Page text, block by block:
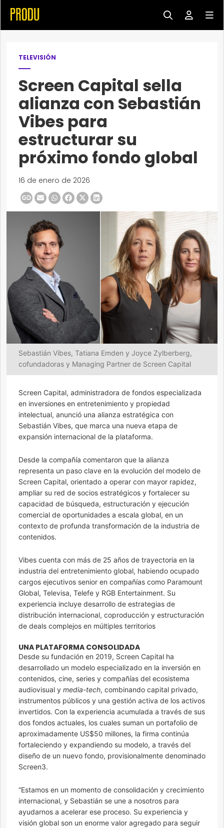
TELEVISIÓN
Screen Capital sella
alianza con Sebastián
Vibes para
estructurar su
próximo fondo global
16 de enero de 2026
Sebastián Vibes, Tatiana Emden y Joyce Zylberberg,
cofundadoras y Managing Partner de Screen Capital
Screen Capital, administradora de fondos especializada
en inversiones en entretenimiento y propiedad
intelectual, anunció una alianza estratégica con
Sebastián Vibes, que marca una nueva etapa de
expansión internacional de la plataforma.
Desde la compañía comentaron que la alianza
representa un paso clave en la evolución del modelo de
Screen Capital, orientado a operar con mayor rapidez,
ampliar su red de socios estratégicos y fortalecer su
capacidad de búsqueda, estructuración y ejecución
comercial de oportunidades a escala global, en un
contexto de profunda transformación de la industria de
contenidos.
Vibes cuenta con más de 25 años de trayectoria en la
industria del entretenimiento global, habiendo ocupado
cargos ejecutivos senior en compañías como Paramount
Global, Televisa, Telefe y RGB Entertainment. Su
experiencia incluye desarrollo de estrategias de
distribución internacional, coproducción y estructuración
de deals complejos en múltiples territorios
UNA PLATAFORMA CONSOLIDADA
Desde su fundación en 2019, Screen Capital ha
desarrollado un modelo especializado en la inversión en
contenidos, cine, series y compañías del ecosistema
audiovisual y media-tech, combinando capital privado,
instrumentos públicos y una gestión activa de los activos
invertidos. Con la experiencia acumulada a través de sus
dos fondos actuales, los cuales suman un portafolio de
aproximadamente US$50 millones, la firma continúa
fortaleciendo y expandiendo su modelo, a través del
diseño de un nuevo fondo, provisionalmente denominado
Screen3.
“Estamos en un momento de consolidación y crecimiento
internacional, y Sebastián se une a nosotros para
ayudarnos a acelerar ese proceso. Su experiencia y
visión global son un enorme valor agregado para seguir